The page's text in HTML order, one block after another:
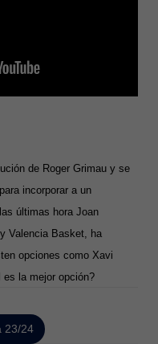
de Roger Grimau y se
incorporar a un
últimas hora Joan
Valencia Basket, ha
opciones como Xavi
la mejor opción?
23/24